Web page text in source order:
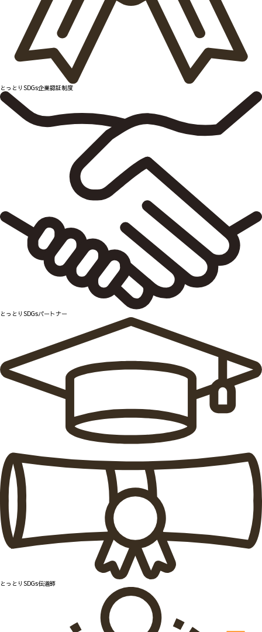
とっとりSDGs企業認証制度
とっとりSDGsパートナー
とっとりSDGs伝道師